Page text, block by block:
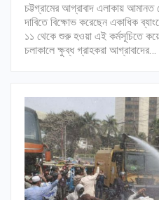
চট্টগ্রামের আগ্রাবাদ এলাকায় আমানত
দাবিতে বিক্ষোভ করেছেন একাধিক
১১ থেকে শুরু হওয়া এই কর্মসূচিতে
চলাকালে ক্ষুব্ধ গ্রাহকরা আগ্রাবাদের…